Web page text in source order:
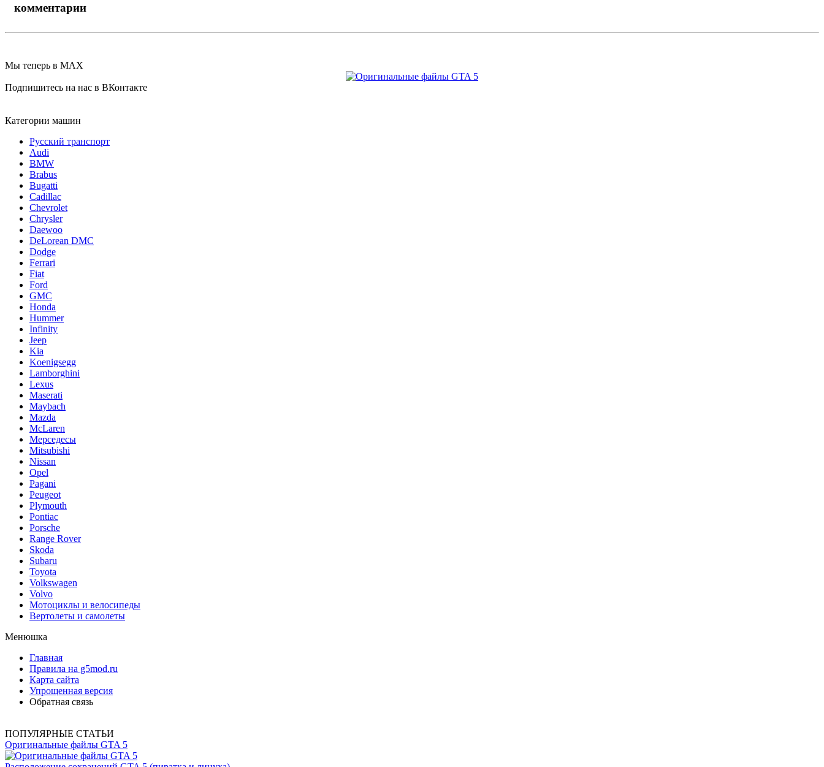
комментарии
Мы теперь в MAX
Подпишитесь на нас в ВКонтакте
Категории машин
Русский транспорт
Audi
BMW
Brabus
Bugatti
Cadillac
Chevrolet
Chrysler
Daewoo
DeLorean DMC
Dodge
Ferrari
Fiat
Ford
GMC
Honda
Hummer
Infinity
Jeep
Kia
Koenigsegg
Lamborghini
Lexus
Maserati
Maybach
Mazda
McLaren
Мерседесы
Mitsubishi
Nissan
Opel
Pagani
Peugeot
Plymouth
Pontiac
Porsche
Range Rover
Skoda
Subaru
Toyota
Volkswagen
Volvo
Мотоциклы и велосипеды
Вертолеты и самолеты
Менюшка
Главная
Правила на g5mod.ru
Карта сайта
Упрощенная версия
Обратная связь
ПОПУЛЯРНЫЕ СТАТЬИ
Оригинальные файлы GTA 5